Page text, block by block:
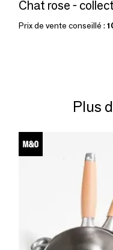
Prix de vente conseillé :
Plus